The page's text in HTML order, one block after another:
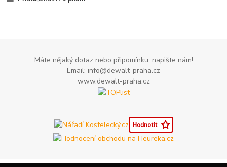
Máte nějaký dotaz nebo připomínku, napište nám!
Email: info@dewalt-praha.cz
www.dewalt-praha.cz